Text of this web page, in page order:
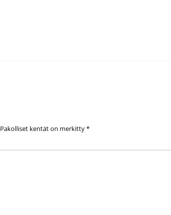
Pakolliset kentät on merkitty*